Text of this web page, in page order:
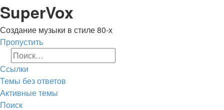
Регистрация
SuperVox
Создание музыки в стиле 80-х
Пропустить
Поиск
Расширенный поиск
Ссылки
Темы без ответов
Активные темы
Поиск